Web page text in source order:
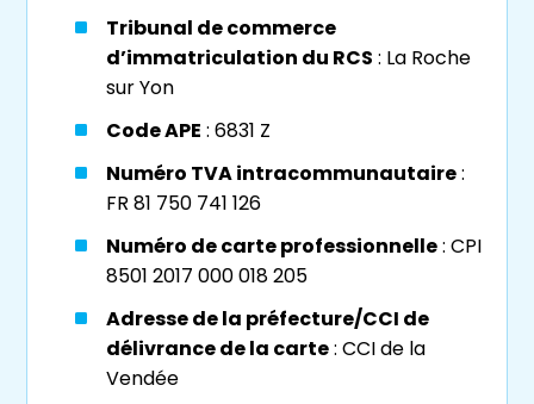
constamment à vos côtés pour veiller à ce
que les échanges entre le crédirentier et le
débirentier se déroulent en toute
transparence, en toute bienveillance et avec
En faisant appel à nos experts en
Roche-sur-Yon, vous bénéficierez d’un
accompagnement sur mesure : nous vous
fournissons tous les détails d’une transaction
enviager libre à la Roche-sur-Yonou en
viager occupé.
Tribunal de commerce
d’immatriculation du RCS : La Roche
sur Yon
Code APE : 6831 Z
Numéro TVA intracommunautaire:
FR 81 750 741 126
Numéro de carte professionnelle: CPI
8501 2017 000 018 205
Adresse de la préfecture/CCI de
délivrance de la carte: CCI de la
Vendée